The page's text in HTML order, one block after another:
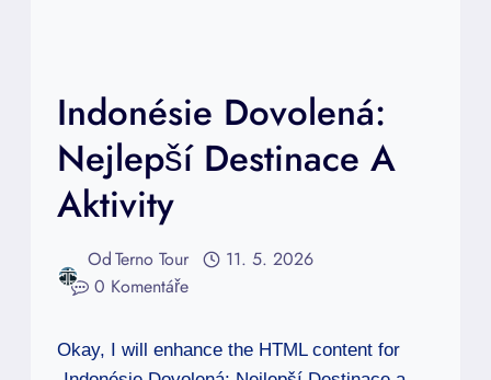
Indonésie Dovolená:
Nejlepší Destinace A
Aktivity
OdTerno Tour
11. 5. 2026
0 Komentáře
Okay, I will enhance the HTML content for